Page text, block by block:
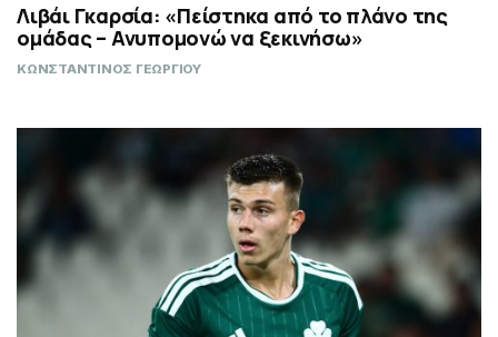
Λιβάι Γκαρσία: «Πείστηκα από το πλάνο της
ομάδας – Ανυπομονώ να ξεκινήσω»
ΚΩΝΣΤΑΝΤΙΝΟΣ ΓΕΩΡΓΙΟΥ